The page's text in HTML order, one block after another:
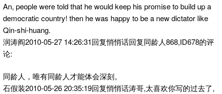
An, people were told that he would keep his promise to build up a
democratic country! then he was happy to be a new dictator like
Qin-shi-huang.
润涛阎2010-05-27 14:26:31回复悄悄话回复同龄人868,ID678的评
论:
同龄人，唯有同龄人才能体会深刻。
石假装2010-05-26 20:35:19回复悄悄话涛哥,太喜欢你写的过去了,